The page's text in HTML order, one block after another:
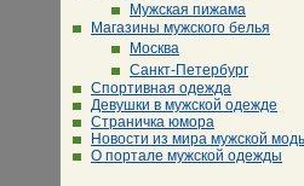
Мужская пижама
Магазины мужского белья
Москва
Санкт-Петербург
Спортивная одежда
Девушки в мужской одежде
Страничка юмора
Новости из мира мужской
О портале мужской одежды